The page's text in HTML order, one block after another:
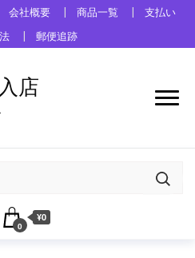
会社概要 商品一覧
支払い
郵便追跡
店
0
¥0